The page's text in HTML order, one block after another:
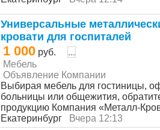
Универсальные
кровати для госпиталей
1 000 руб.
...
Мебель
Объявление Компании
Выбирая мебель для гостиницы,
больницы или общежития,
продукцию Компания «Металл-
Екатеринбург
Вчера 12:13